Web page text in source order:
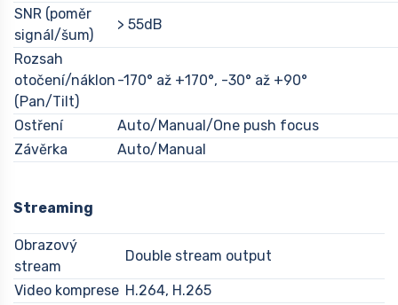
SNR (poměr
signál/šum)
> 55dB
Rozsah
otočení/náklon
(Pan/Tilt)
-170° až +170°, -30° až +90°
Ostření
Auto/Manual/One push focus
Závěrka
Auto/Manual
Streaming
Obrazový
stream
Double stream output
Video komprese H.264, H.265